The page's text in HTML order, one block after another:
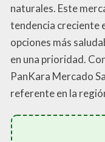
naturales. Este
tendencia creciente
opciones más
en una prioridad.
PanKara Mercado
referente en la